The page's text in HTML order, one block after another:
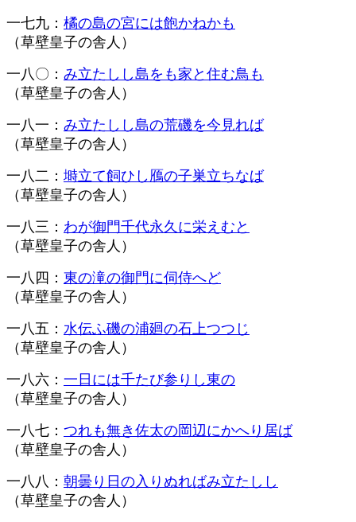
一七九： 橘の島の宮には飽かねかも
（草壁皇子の舎人）
一八〇： み立たしし島をも家と住む鳥も
（草壁皇子の舎人）
一八一： み立たしし島の荒磯を今見れば
（草壁皇子の舎人）
一八二： 塒立て飼ひし鴈の子巣立ちなば
（草壁皇子の舎人）
一八三： わが御門千代永久に栄えむと
（草壁皇子の舎人）
一八四： 東の滝の御門に伺侍へど
（草壁皇子の舎人）
一八五： 水伝ふ磯の浦廻の石上つつじ
（草壁皇子の舎人）
一八六： 一日には千たび参りし東の
（草壁皇子の舎人）
一八七： つれも無き佐太の岡辺にかへり居ば
（草壁皇子の舎人）
一八八： 朝曇り日の入りぬればみ立たしし
（草壁皇子の舎人）